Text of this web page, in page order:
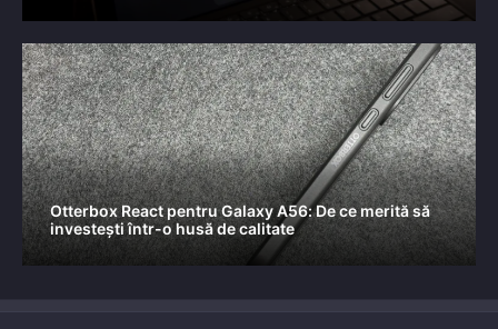
Otterbox React pentru Galaxy A56: De ce merită să
investești într-o husă de calitate